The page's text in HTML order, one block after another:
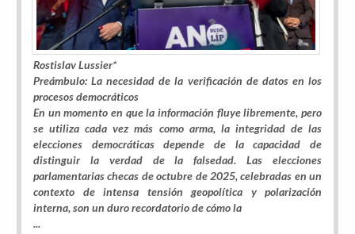
Rostislav Lussier*
Preámbulo: La necesidad de la verificación de datos en los
procesos democráticos
En un momento en que la información fluye libremente, pero
se utiliza cada vez más como arma, la integridad de las
elecciones democráticas depende de la capacidad de
distinguir la verdad de la falsedad. Las elecciones
parlamentarias checas de octubre de 2025, celebradas en un
contexto de intensa tensión geopolítica y polarización
interna, son un duro recordatorio de cómo la
...